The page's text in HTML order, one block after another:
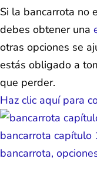
Si la bancarrota no
debes obtener una
otras opciones se
estás obligado a
que perder.
Haz clic aquí para